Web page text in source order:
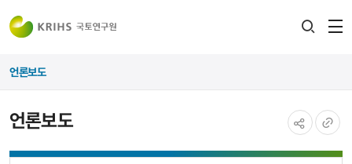
언론보도
언론보도